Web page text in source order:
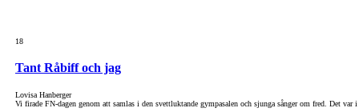
18
Tant Råbiff och jag
Lovisa Hanberger
Vi firade FN-dagen genom att samlas i den svettluktande gympasalen och sjunga sånger om fred. Det